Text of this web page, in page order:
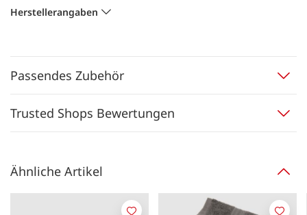
Herstellerangaben
Passendes Zubehör
Trusted Shops Bewertungen
Ähnliche Artikel